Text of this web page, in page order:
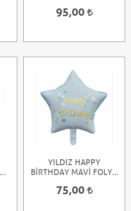
95,00
YILDIZ HAPPY
BİRTHDAY MAVİ FOLYO
75,00